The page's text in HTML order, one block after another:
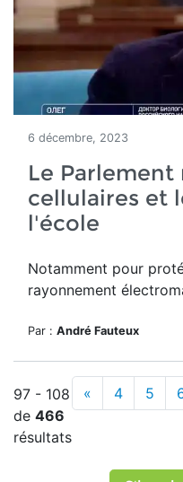
6 décembre, 2023
Le
cellulaires et
l'école
Notamment pour
rayonnement
Par : André Fauteux
97 - 108
de 466
résultats
« 4 5